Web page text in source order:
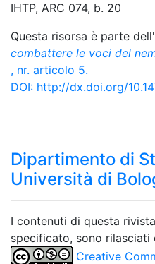
IHTP, ARC 074, b. 20
Questa risorsa è parte
combattere le voci del
, nr. articolo 5.
DOI: http://dx.doi.org/
Dipartimento di
Università di
I contenuti di questa
specificato, sono rilasciati
Creative